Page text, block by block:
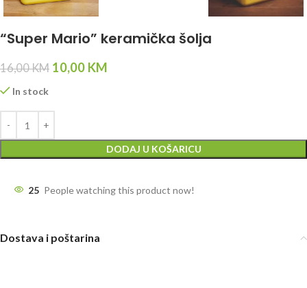
“Super Mario” keramička šolja
16,00KM 10,00 KM
In stock
DODAJ U KOŠARICU
25 People watching this product now!
Dostava i poštarina